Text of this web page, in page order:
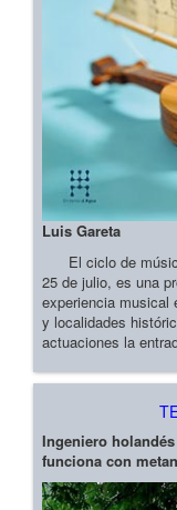
Luis Gareta
El ciclo de
25 de julio, es una
experiencia musical
y localidades
actuaciones la
Ingeniero
funciona con